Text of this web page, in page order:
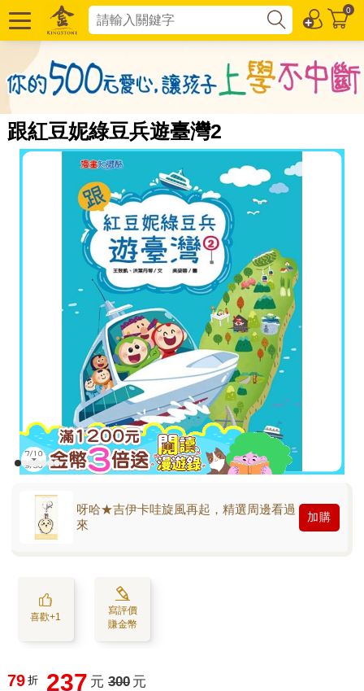
0
跟紅豆妮綠豆兵遊臺灣2
呀哈★吉伊卡哇旋風再起，精選周邊看過
來
加購
喜歡+1
寫評價
賺金幣
79 折 237 元 300 元